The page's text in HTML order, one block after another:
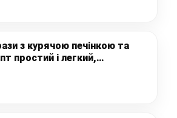
з курячою печінкою та
простий і легкий,
поєднується між собою і
смачно